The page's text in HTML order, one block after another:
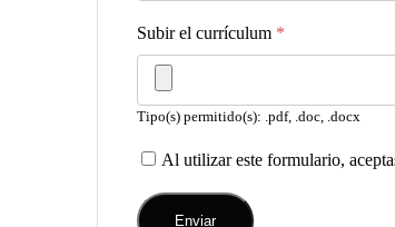
Subir el currículum *
Tipo(s) permitido(s): .pdf, .doc, .docx
Al utilizar este formulario,